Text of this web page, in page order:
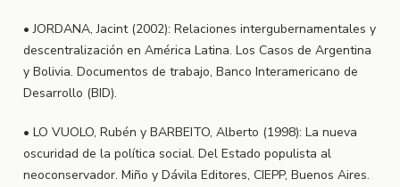
• JORDANA, Jacint (2002): Relaciones intergubernamentales y
descentralización en América Latina. Los Casos de Argentina
y Bolivia. Documentos de trabajo, Banco Interamericano de
Desarrollo (BID).
• LO VUOLO, Rubén y BARBEITO, Alberto (1998): La nueva
oscuridad de la política social. Del Estado populista al
neoconservador. Miño y Dávila Editores, CIEPP, Buenos Aires.